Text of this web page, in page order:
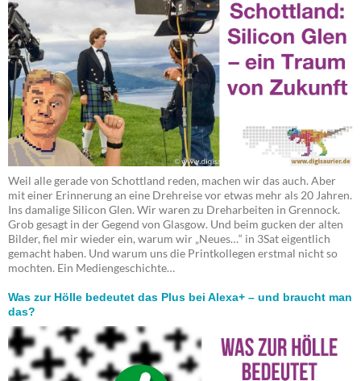
Weil alle gerade von Schottland reden, machen wir das auch. Aber
mit einer Erinnerung an eine Drehreise vor etwas mehr als 20 Jahren.
Ins damalige Silicon Glen. Wir waren zu Dreharbeiten in Grennock.
Grob gesagt in der Gegend von Glasgow. Und beim gucken der alten
Bilder, fiel mir wieder ein, warum wir „Neues…“ in 3Sat eigentlich
gemacht haben. Und warum uns die Printkollegen erstmal nicht so
mochten. Ein Mediengeschichte…
Was zur Hölle bedeutet das Plus bei Alexa+ – und braucht man
das?